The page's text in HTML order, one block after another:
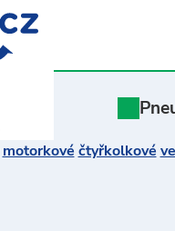
motorkové čtyřkolkové